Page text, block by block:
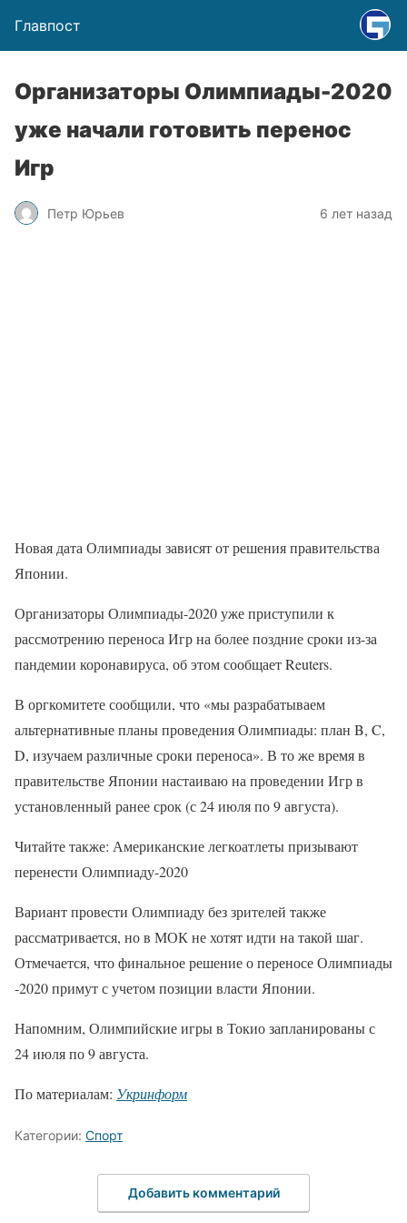
Главпост
Организаторы Олимпиады-2020
уже начали готовить перенос
Игр
Петр Юрьев 6 лет назад
Новая дата Олимпиады зависят от решения правительства
Японии.
Организаторы Олимпиады-2020 уже приступили к
рассмотрению переноса Игр на более поздние сроки из-за
пандемии коронавируса, об этом сообщает Reuters.
В оргкомитете сообщили, что «мы разрабатываем
альтернативные планы проведения Олимпиады: план B, C,
D, изучаем различные сроки переноса». В то же время в
правительстве Японии настаиваю на проведении Игр в
установленный ранее срок (с 24 июля по 9 августа).
Читайте также: Американские легкоатлеты призывают
перенести Олимпиаду-2020
Вариант провести Олимпиаду без зрителей также
рассматривается, но в МОК не хотят идти на такой шаг.
Отмечается, что финальное решение о переносе Олимпиады
-2020 примут с учетом позиции власти Японии.
Напомним, Олимпийские игры в Токио запланированы с
24 июля по 9 августа.
По материалам: Укринформ
Категории: Спорт
Добавить комментарий